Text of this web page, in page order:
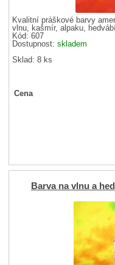
Kvalitní práškové barvy
vlnu, kašmír, alpaku,
Kód: 607
Dostupnost:skladem
Sklad: 8 ks
Cena
Barva na vlnu a